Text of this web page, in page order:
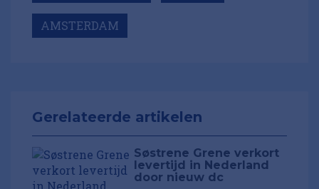
AMSTERDAM
Gerelateerde artikelen
Søstrene Grene verkort
levertijd in Nederland
door nieuw dc